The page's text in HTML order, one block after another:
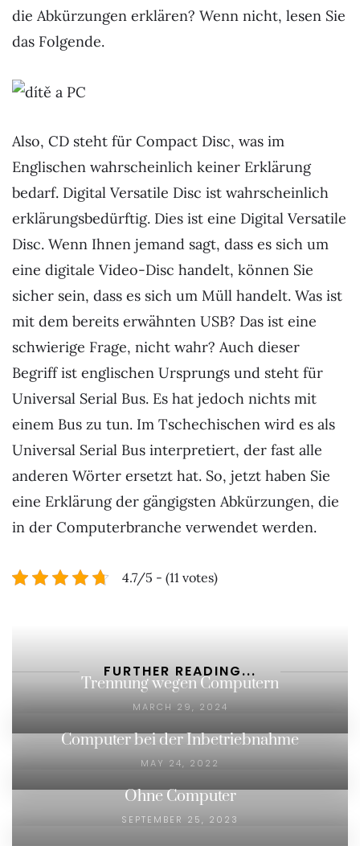
die Abkürzungen erklären? Wenn nicht, lesen Sie
das Folgende.
Also, CD steht für Compact Disc, was im
Englischen wahrscheinlich keiner Erklärung
bedarf. Digital Versatile Disc ist wahrscheinlich
erklärungsbedürftig. Dies ist eine Digital Versatile
Disc. Wenn Ihnen jemand sagt, dass es sich um
eine digitale Video-Disc handelt, können Sie
sicher sein, dass es sich um Müll handelt. Was ist
mit dem bereits erwähnten USB? Das ist eine
schwierige Frage, nicht wahr? Auch dieser
Begriff ist englischen Ursprungs und steht für
Universal Serial Bus. Es hat jedoch nichts mit
einem Bus zu tun. Im Tschechischen wird es als
Universal Serial Bus interpretiert, der fast alle
anderen Wörter ersetzt hat. So, jetzt haben Sie
eine Erklärung der gängigsten Abkürzungen, die
in der Computerbranche verwendet werden.
4.7/5 - (11 votes)
FURTHER READING...
Trennung wegen Computern
MARCH 29, 2024
Computer bei der Inbetriebnahme
MAY 24, 2022
Ohne Computer
SEPTEMBER 25, 2023